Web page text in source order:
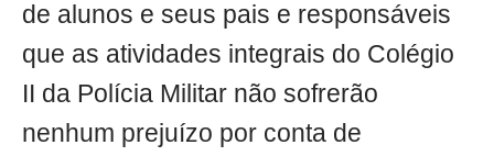
de alunos e seus pais e responsáveis
que as atividades integrais do Colégio
II da Polícia Militar não sofrerão
nenhum prejuízo por conta de